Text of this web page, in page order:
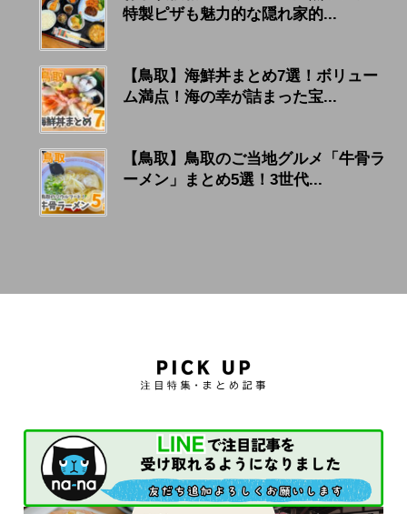
特製ピザも魅力的な隠れ家的...
【鳥取】海鮮丼まとめ7選！ボリュー
ム満点！海の幸が詰まった宝...
【鳥取】鳥取のご当地グルメ「牛骨ラ
ーメン」まとめ5選！3世代...